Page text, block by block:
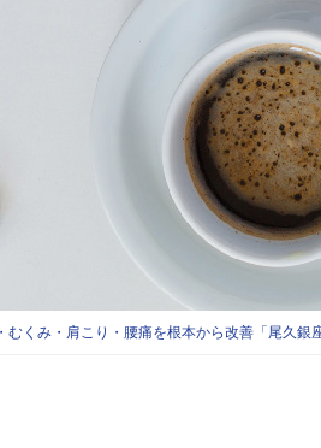
むくみ・肩こり・腰痛を根本から改善「尾久銀